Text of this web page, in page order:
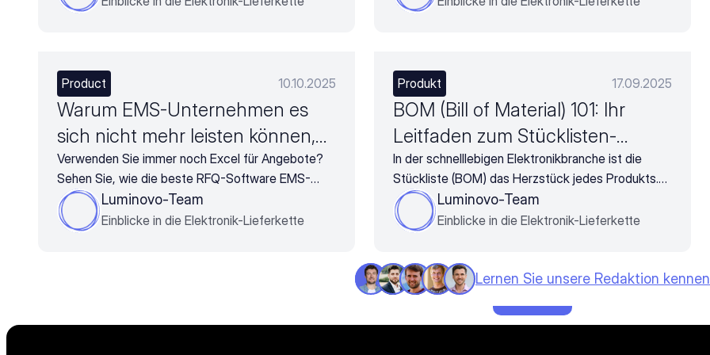
Product 10.10.2025
Warum EMS-Unternehmen es
sich nicht mehr leisten können,
an manuellen RFQ-Prozessen
festzuhalten
Verwenden Sie immer noch Excel für Angebote?
Sehen Sie, wie die beste RFQ-Software EMS-
Anbietern hilft, den Einkauf zu beschleunigen, die
Genauigkeit zu verbessern und mehr Geschäft mit
Luminovo-Team
Einblicke in die Elektronik-Lieferkette
Produkt 17.09.2025
BOM (Bill of Material) 101: Ihr
Leitfaden zum Stücklisten-
Management
In der schnelllebigen Elektronikbranche ist die
Stückliste (BOM) das Herzstück jedes Produkts.
Dieser Leitfaden zeigt, wie moderne Stücklisten-
Software Ihnen hilft, diesen wichtigen Prozess zu
Luminovo-Team
Einblicke in die Elektronik-Lieferkette
Lernen Sie unsere Redaktion kennen